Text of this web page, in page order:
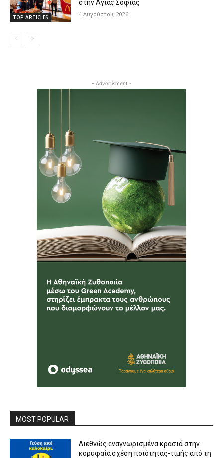
TOP ARTICLES
στην Αγίας Σοφίας
4 Αυγούστου, 2026
- Advertisment -
MOST POPULAR
Διεθνώς αναγνωρισμένα κρασιά στην
κορυφαία σχέση ποιότητας-τιμής από τη